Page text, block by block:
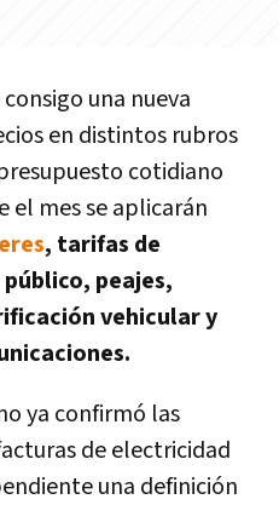
una nueva
en distintos rubros
cotidiano
el mes se aplicarán
, tarifas de
peajes,
vehicular y
ya confirmó las
de electricidad
una definición